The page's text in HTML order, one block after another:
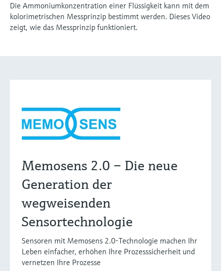
Die Ammoniumkonzentration einer Flüssigkeit kann mit dem
kolorimetrischen Messprinzip bestimmt werden. Dieses Video
zeigt, wie das Messprinzip funktioniert.
Memosens 2.0 – Die neue
Generation der
wegweisenden
Sensortechnologie
Sensoren mit Memosens 2.0-Technologie machen Ihr
Leben einfacher, erhöhen Ihre Prozesssicherheit und
vernetzen Ihre Prozesse